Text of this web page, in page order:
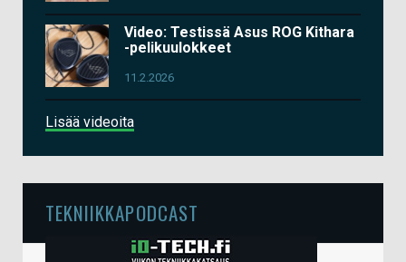
Video: Testissä Asus ROG Kithara
-pelikuulokkeet
11.2.2026
Lisää videoita
TEKNIIKKAPODCAST